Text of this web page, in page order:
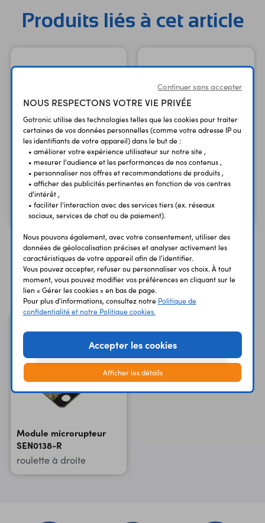
Produits liés à cet article
Arduino Nano A000005
25,50 €
21,25 € HT Code : 25952
Shield E/S DFR0012 pour
Nano
10,20 €
8,50 €
Vous avez déja consulté
Module microrupteur
SEN0138-R
roulette à droite
Continuer sans accepter
NOUS RESPECTONS VOTRE VIE PRIVÉE
Gotronic utilise des technologies telles que les cookies pour traiter
certaines de vos données personnelles (comme votre adresse IP ou
les identifiants de votre appareil) dans le but de :
• améliorer votre expérience utilisateur sur notre site ,
• mesurer l'audience et les performances de nos contenus ,
• personnaliser nos offres et recommandations de produits ,
• afficher des publicités pertinentes en fonction de vos centres
d'intérêt ,
• faciliter l'interaction avec des services tiers (ex. réseaux
sociaux, services de chat ou de paiement).
Nous pouvons également, avec votre consentement, utiliser des
données de géolocalisation précises et analyser activement les
caractéristiques de votre appareil afin de l'identifier.
Vous pouvez accepter, refuser ou personnaliser vos choix. À tout
moment, vous pouvez modifier vos préférences en cliquant sur le
lien « Gérer les cookies » en bas de page.
Pour plus d'informations, consultez notre Politique de
confidentialité et notre Politique cookies.
Accepter les cookies
Afficher les détails